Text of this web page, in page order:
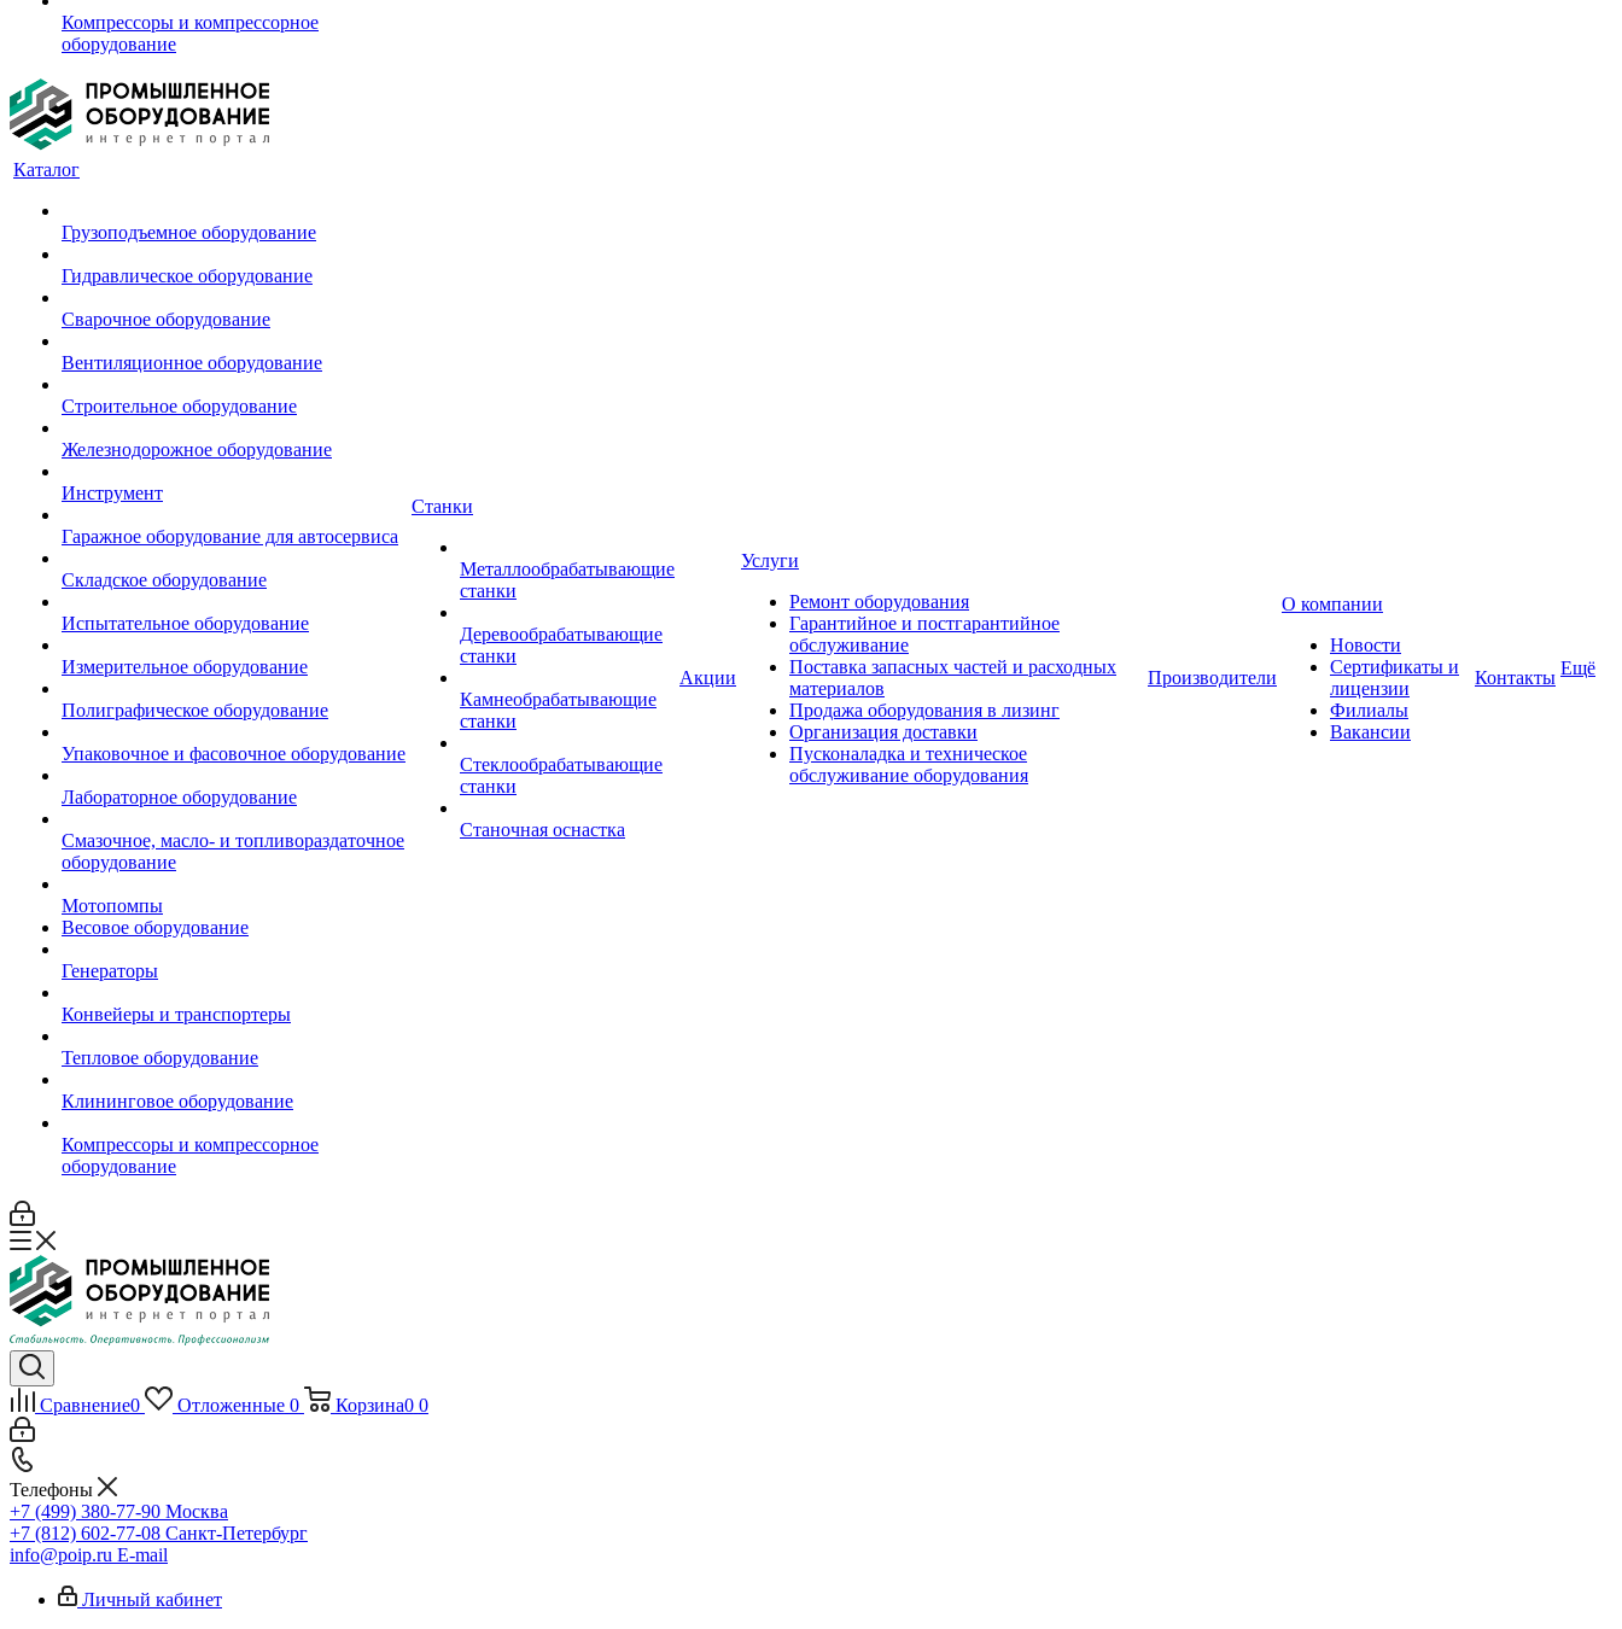
Компрессоры и компрессорное
оборудование
Каталог
Грузоподъемное оборудование
Гидравлическое оборудование
Сварочное оборудование
Вентиляционное оборудование
Строительное оборудование
Железнодорожное оборудование
Инструмент
Гаражное оборудование для автосервиса
Складское оборудование
Испытательное оборудование
Измерительное оборудование
Полиграфическое оборудование
Упаковочное и фасовочное оборудование
Лабораторное оборудование
Смазочное, масло- и топливораздаточное
оборудование
Мотопомпы
Весовое оборудование
Генераторы
Конвейеры и транспортеры
Тепловое оборудование
Клининговое оборудование
Компрессоры и компрессорное
оборудование
Станки
Металлообрабатывающие
станки
Деревообрабатывающие
станки
Камнеобрабатывающие
станки
Стеклообрабатывающие
станки
Станочная оснастка
Акции
Услуги
Ремонт оборудования
Гарантийное и постгарантийное
обслуживание
Поставка запасных частей и расходных
материалов
Продажа оборудования в лизинг
Организация доставки
Пусконаладка и техническое
обслуживание оборудования
Производители
О компании
Новости
Сертификаты и
лицензии
Филиалы
Вакансии
Контакты Ещё
Сравнение0 Отложенные 0 Корзина0 0
Телефоны
+7 (499) 380-77-90 Москва
+7 (812) 602-77-08 Санкт-Петербург
info@poip.ru E-mail
Личный кабинет